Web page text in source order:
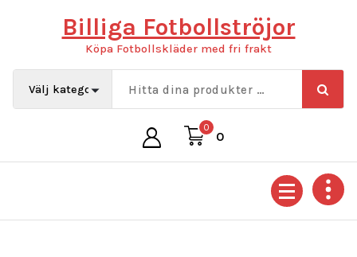
Billiga Fotbollströjor
Köpa Fotbollskläder med fri frakt
0
0